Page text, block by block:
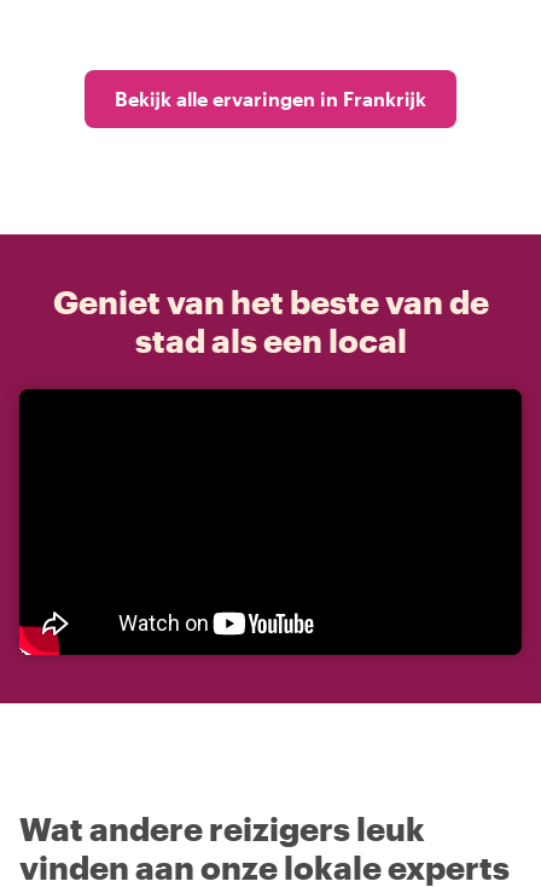
Bekijk alle ervaringen in Frankrijk
Geniet van het beste van de
stad als een local
Wat andere reizigers leuk
vinden aan onze lokale experts